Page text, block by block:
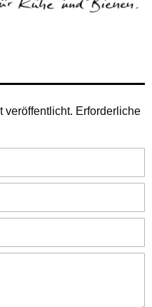
veröffentlicht. Erforderliche